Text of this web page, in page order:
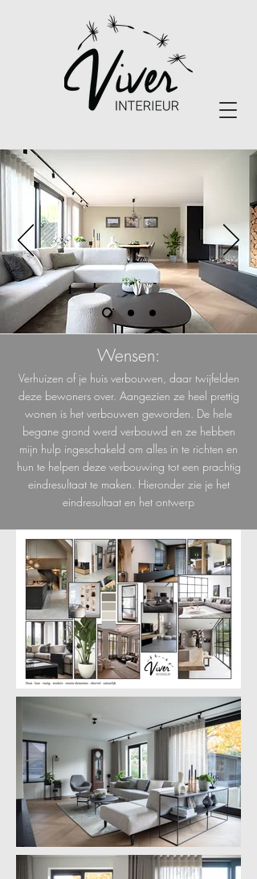
Wensen:
Verhuizen of je huis verbouwen, daar twijfelden
deze bewoners over. Aangezien ze heel prettig
wonen is het verbouwen geworden. De hele
begane grond werd verbouwd en ze hebben
mijn hulp ingeschakeld om alles in te richten en
hun te helpen deze verbouwing tot een prachtig
eindresultaat te maken. Hieronder zie je het
eindresultaat en het ontwerp